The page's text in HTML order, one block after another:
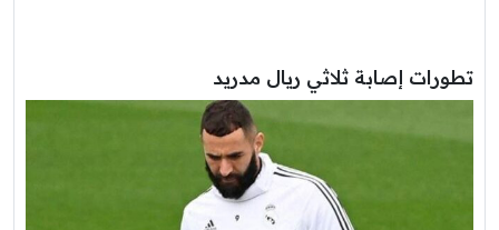
تطورات إصابة ثلاثي ريال مدريد